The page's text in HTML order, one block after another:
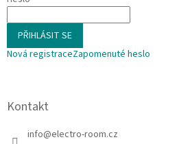
PŘIHLÁSIT SE
Nová registraceZapomenuté heslo
Kontakt
info@electro-room.cz